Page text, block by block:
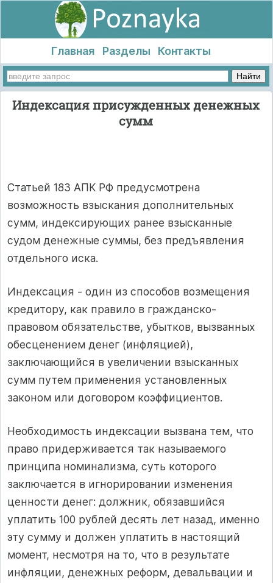
Главная Разделы Контакты
Индексация присужденных денежных
сумм
Статьей 183 АПК РФ предусмотрена
возможность взыскания дополнительных
сумм, индексирующих ранее взысканные
судом денежные суммы, без предъявления
отдельного иска.
Индексация - один из способов возмещения
кредитору, как правило в гражданско-
правовом обязательстве, убытков, вызванных
обесценением денег (инфляцией),
заключающийся в увеличении взысканных
сумм путем применения установленных
законом или договором коэффициентов.
Необходимость индексации вызвана тем, что
право придерживается так называемого
принципа номинализма, суть которого
заключается в игнорировании изменения
ценности денег: должник, обязавшийся
уплатить 100 рублей десять лет назад, именно
эту сумму и должен уплатить в настоящий
момент, несмотря на то, что в результате
инфляции, денежных реформ, девальвации и